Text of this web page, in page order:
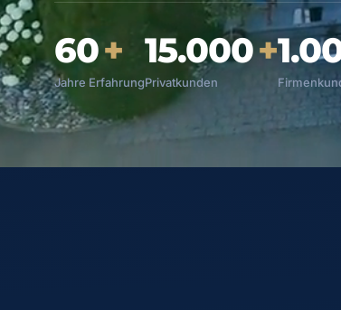
60+
Jahre Erfahrung
15.000+
Privatkunden